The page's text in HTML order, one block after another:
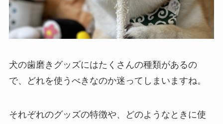
犬の歯磨きグッズにはたくさんの種類があるの
で、どれを使うべきなのか迷ってしまいますね。
それぞれのグッズの特徴や、どのようなときに使